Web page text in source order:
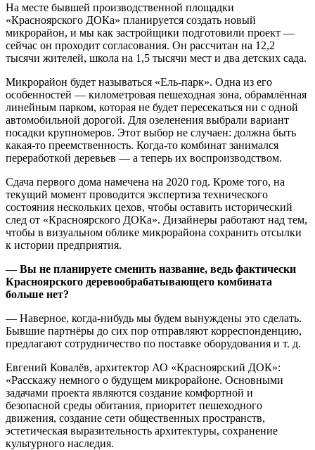
На месте бывшей производственной площадки
«Красноярского ДОКа» планируется создать новый
микрорайон, и мы как застройщики подготовили проект —
сейчас он проходит согласования. Он рассчитан на 12,2
тысячи жителей, школа на 1,5 тысячи мест и два детских сада.
Микрорайон будет называться «Ель-парк». Одна из его
особенностей — километровая пешеходная зона, обрамлённая
линейным парком, которая не будет пересекаться ни с одной
автомобильной дорогой. Для озеленения выбрали вариант
посадки крупномеров. Этот выбор не случаен: должна быть
какая-то преемственность. Когда-то комбинат занимался
переработкой деревьев — а теперь их воспроизводством.
Сдача первого дома намечена на 2020 год. Кроме того, на
текущий момент проводится экспертиза технического
состояния нескольких цехов, чтобы оставить исторический
след от «Красноярского ДОКа». Дизайнеры работают над тем,
чтобы в визуальном облике микрорайона сохранить отсылки
к истории предприятия.
— Вы не планируете сменить название, ведь фактически
Красноярского деревообрабатывающего комбината
больше нет?
— Наверное, когда-нибудь мы будем вынуждены это сделать.
Бывшие партнёры до сих пор отправляют корреспонденцию,
предлагают сотрудничество по поставке оборудования и т. д.
Евгений Ковалёв, архитектор АО «Красноярский ДОК»:
«Расскажу немного о будущем микрорайоне. Основными
задачами проекта являются создание комфортной и
безопасной среды обитания, приоритет пешеходного
движения, создание сети общественных пространств,
эстетическая выразительность архитектуры, сохранение
культурного наследия.